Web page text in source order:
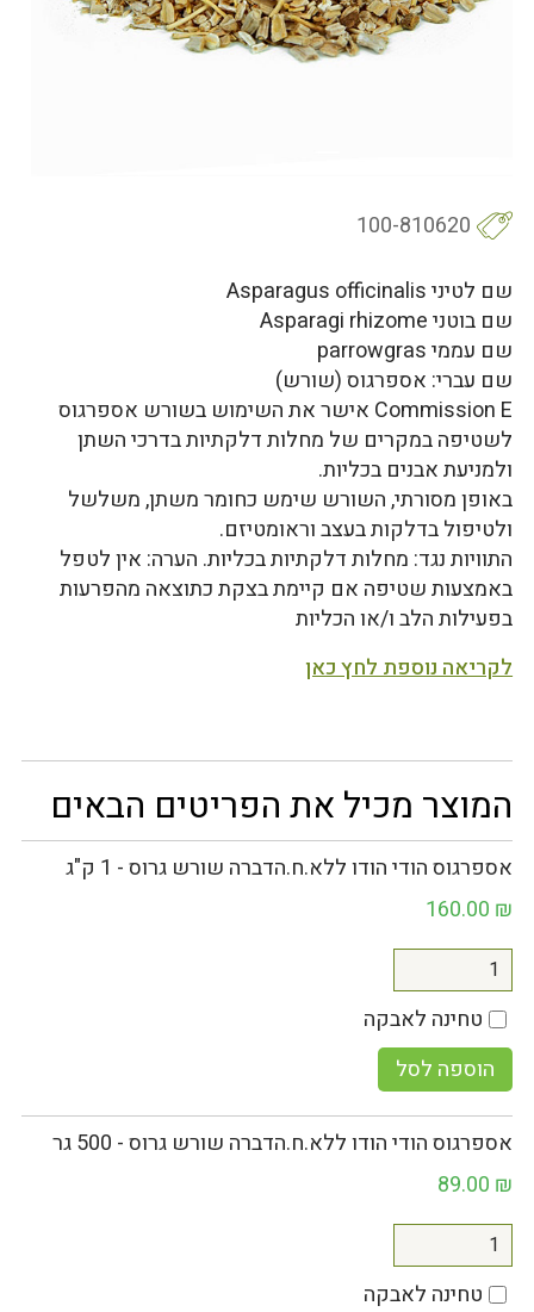
100-810620
שם לטיני Asparagus officinalis
שם בוטני Asparagi rhizome
שם עממי parrowgras
שם עברי: אספרגוס (שורש)
Commission E אישר את השימוש בשורש אספרגוס
לשטיפה במקרים של מחלות דלקתיות בדרכי השתן
ולמניעת אבנים בכליות.
באופן מסורתי, השורש שימש כחומר משתן, משלשל
ולטיפול בדלקות בעצב וראומטיזם.
התוויות נגד: מחלות דלקתיות בכליות. הערה: אין לטפל
באמצעות שטיפה אם קיימת בצקת כתוצאה מהפרעות
בפעילות הלב ו/או הכליות
לקריאה נוספת לחץ כאן
המוצר מכיל את הפריטים הבאים
אספרגוס הודי הודו ללא.ח.הדברה שורש גרוס - 1 ק"ג
160.00 ₪
טחינה לאבקה
הוספה לסל
אספרגוס הודי הודו ללא.ח.הדברה שורש גרוס - 500 גר
89.00 ₪
טחינה לאבקה